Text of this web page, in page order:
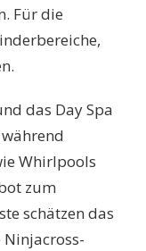
Für die
das Day Spa
Whirlpools
zum
schätzen das